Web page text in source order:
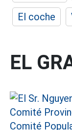
El coche
EL